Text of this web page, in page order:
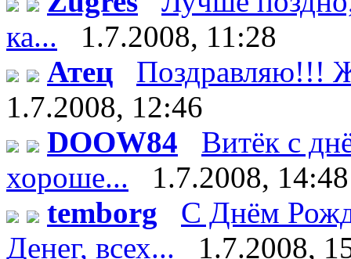
ка...
1.7.2008, 11:28
Атец
Поздравляю!!!
1.7.2008, 12:46
DOOW84
Витёк с
хороше...
1.7.2008, 14:48
temborg
С Днём
Денег, всех...
1.7.2008,